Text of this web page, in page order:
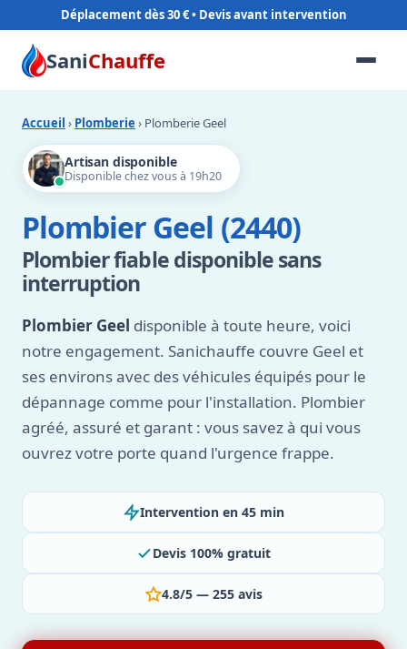
Déplacement dès 30 €
SaniChauffe
Accueil › Plomberie › Plomberie Geel
Artisan disponible
Disponible chez vous à 19h20
Plombier Geel (2440)
Plombier fiable disponible sans
interruption
Plombier Geel disponible à toute heure, voici
notre engagement. Sanichauffe couvre Geel et
ses environs avec des véhicules équipés pour le
dépannage comme pour l'installation. Plombier
agréé, assuré et garant : vous savez à qui vous
ouvrez votre porte quand l'urgence frappe.
Intervention en 45 min
Devis 100% gratuit
4.8/5 — 255 avis